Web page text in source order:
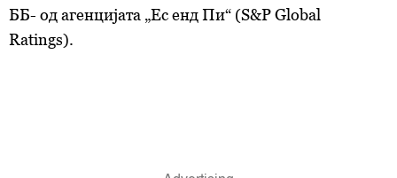
ББ- од агенцијата „Ес енд Пи“ (S&P Global
Ratings).